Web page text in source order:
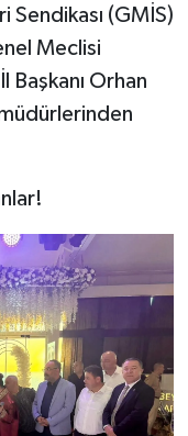
(GMİS)
Meclisi
Başkanı Orhan